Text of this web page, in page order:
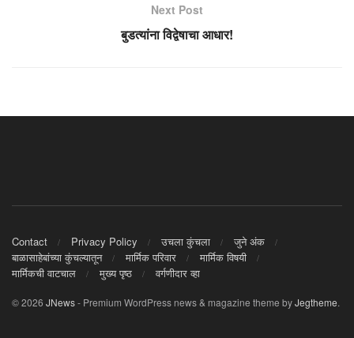
Next Post
बुडत्यांना विद्वेषाचा आधार!
Contact Privacy Policy उचला कुंचला
जुने अंक
बाळासाहेबांच्या कुंचल्यातून
मार्मिक परिवार
मार्मिक विषयी
मार्मिकची वाटचाल
मुख्य पृष्ठ वर्गणीदार व्हा
© 2026 JNews- Premium WordPress news & magazine theme byJegtheme.